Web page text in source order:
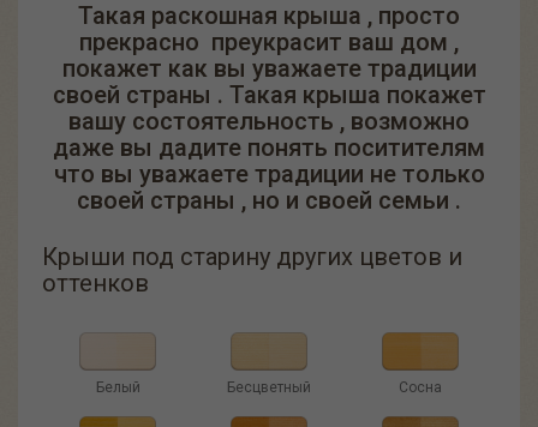
Такая раскошная крыша , просто
прекрасно преукрасит ваш дом ,
покажет как вы уважаете традиции
своей страны . Такая крыша покажет
вашу состоятельность , возможно
даже вы дадите понять поситителям
что вы уважаете традиции не только
своей страны , но и своей семьи .
Крыши под старину других цветов и
оттенков
Белый Бесцветный Сосна